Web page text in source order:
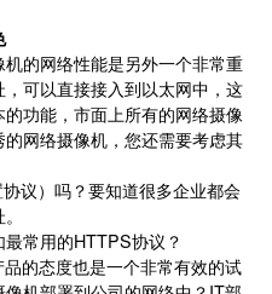
的网络性能是另外一个非常重
可以直接接入到以太网中，这
功能，市面上所有的网络摄像
网络摄像机，您还需要考虑其
议）吗？要知道很多企业都会
常用的HTTPS协议？
的态度也是一个非常有效的试